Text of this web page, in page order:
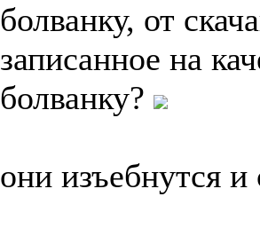
болванку, от
записанное на
болванку?
они изъебнутся